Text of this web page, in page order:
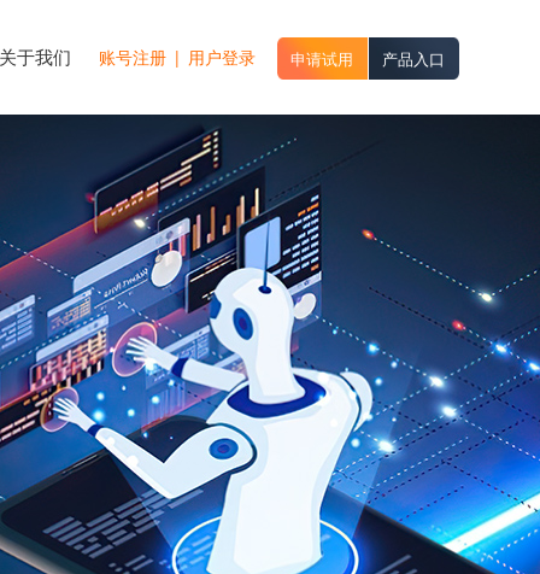
关于我们 账号注册 | 用户登录 申请试用 产品入口